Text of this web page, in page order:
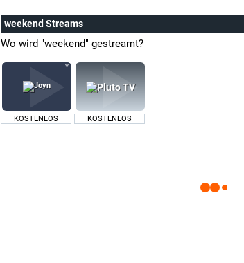
weekend Streams
Wo wird "weekend" gestreamt?
KOSTENLOS KOSTENLOS